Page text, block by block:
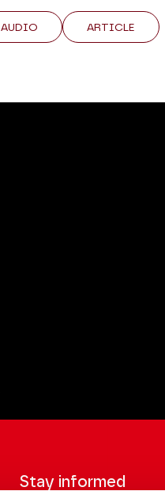
AUDIO ARTICLE
Stay informed